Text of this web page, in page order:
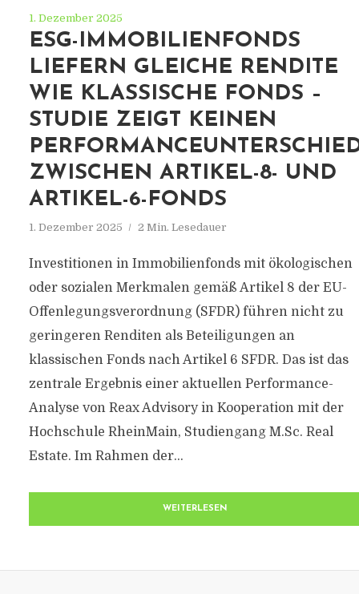
1. Dezember 2025
ESG-IMMOBILIENFONDS
LIEFERN GLEICHE RENDITE
WIE KLASSISCHE FONDS –
STUDIE ZEIGT KEINEN
ZWISCHEN ARTIKEL-8- UND
ARTIKEL-6-FONDS
1. Dezember 2025 2 Min. Lesedauer
Investitionen in Immobilienfonds mit ökologischen
oder sozialen Merkmalen gemäß Artikel 8 der EU-
Offenlegungsverordnung (SFDR) führen nicht zu
geringeren Renditen als Beteiligungen an
klassischen Fonds nach Artikel 6 SFDR. Das ist das
zentrale Ergebnis einer aktuellen Performance-
Analyse von Reax Advisory in Kooperation mit der
Hochschule RheinMain, Studiengang M.Sc. Real
Estate. Im Rahmen der...
WEITERLESEN